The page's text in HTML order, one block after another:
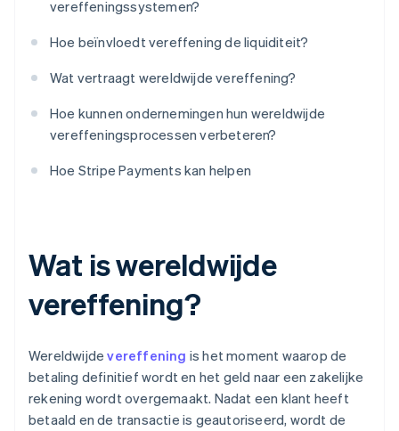
vereffeningssystemen?
Hoe beïnvloedt vereffening de liquiditeit?
Wat vertraagt wereldwijde vereffening?
Hoe kunnen ondernemingen hun wereldwijde
vereffeningsprocessen verbeteren?
Hoe Stripe Payments kan helpen
Wat is wereldwijde
vereffening?
Wereldwijdevereffening is het moment waarop de
betaling definitief wordt en het geld naar een zakelijke
rekening wordt overgemaakt. Nadat een klant heeft
betaald en de transactie is geautoriseerd, wordt de